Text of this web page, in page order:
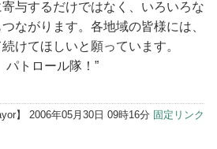
与するだけではなく、いろいろな
ながります。各地域の皆様には、
けてほしいと願っています。
ロール隊！”
】 2006年05月30日 09時16分 固定リンク